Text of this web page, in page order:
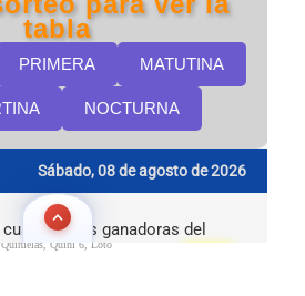
Quinielas, Quini 6, Loto